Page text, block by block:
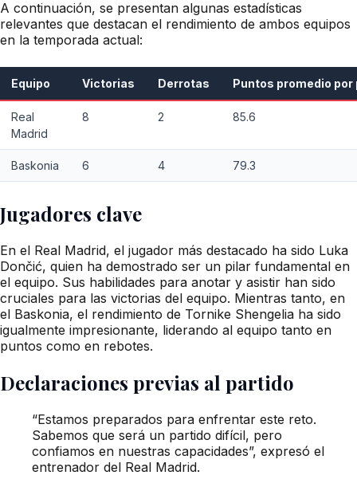
A continuación, se presentan algunas estadísticas
relevantes que destacan el rendimiento de ambos equipos
en la temporada actual:
Equipo Victorias Derrotas Puntos promedio por
Real
Madrid
8 2 85.6
Baskonia 6 4 79.3
Jugadores clave
En el Real Madrid, el jugador más destacado ha sido Luka
Dončić, quien ha demostrado ser un pilar fundamental en
el equipo. Sus habilidades para anotar y asistir han sido
cruciales para las victorias del equipo. Mientras tanto, en
el Baskonia, el rendimiento de Tornike Shengelia ha sido
igualmente impresionante, liderando al equipo tanto en
puntos como en rebotes.
Declaraciones previas al partido
“Estamos preparados para enfrentar este reto.
Sabemos que será un partido difícil, pero
confiamos en nuestras capacidades”, expresó el
entrenador del Real Madrid.